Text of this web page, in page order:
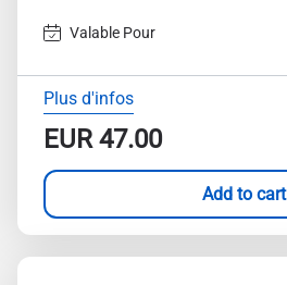
Valable Pour
Plus d'infos
EUR47.00
Add to cart